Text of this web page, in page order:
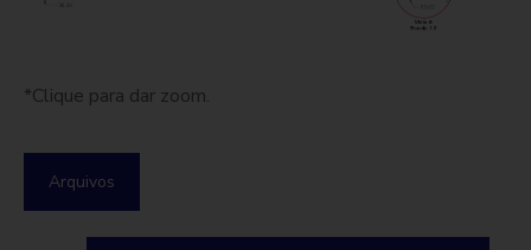
*Clique para dar zoom.
Arquivos